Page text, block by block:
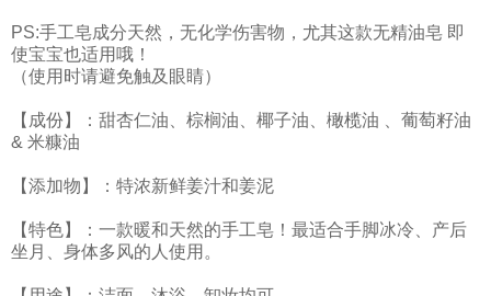
PS:手工皂成分天然，无化学伤害物，尤其这款无精油皂 即
使宝宝也适用哦！
（使用时请避免触及眼睛）
【成份】：甜杏仁油、棕榈油、椰子油、橄榄油 、葡萄籽油
& 米糠油
【添加物】：特浓新鲜姜汁和姜泥
【特色】：一款暖和天然的手工皂！最适合手脚冰冷、产后
坐月、身体多风的人使用。